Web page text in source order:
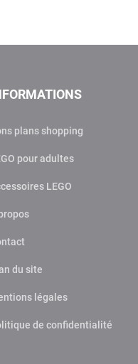
plans shopping
pour adultes
LEGO
du site
légales
de confidentialité